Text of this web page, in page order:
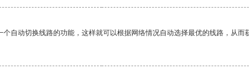
自动切换线路的功能，这样就可以根据网络情况自动选择最优的线路，从而